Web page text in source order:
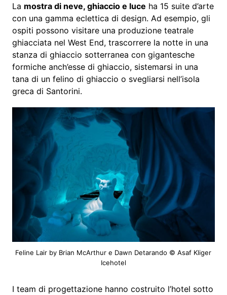
La mostra di neve, ghiaccio e luce ha 15 suite d’arte
con una gamma eclettica di design. Ad esempio, gli
ospiti possono visitare una produzione teatrale
ghiacciata nel West End, trascorrere la notte in una
stanza di ghiaccio sotterranea con gigantesche
formiche anch’esse di ghiaccio, sistemarsi in una
tana di un felino di ghiaccio o svegliarsi nell’isola
greca di Santorini.
Feline Lair by Brian McArthur e Dawn Detarando © Asaf Kliger
Icehotel
I team di progettazione hanno costruito l’hotel sotto